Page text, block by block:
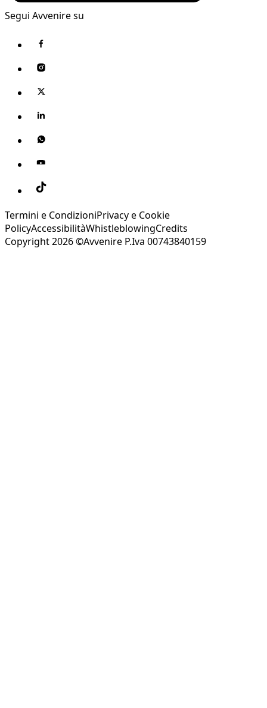
Segui Avvenire su
Termini e CondizioniPrivacy e Cookie
PolicyAccessibilitàWhistleblowingCredits
Copyright 2026 ©Avvenire P.Iva 00743840159